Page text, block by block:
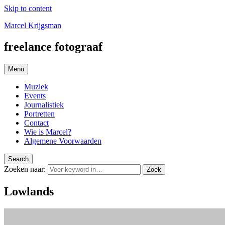
Skip to content
Marcel Krijgsman
freelance fotograaf
Menu
Muziek
Events
Journalistiek
Portretten
Contact
Wie is Marcel?
Algemene Voorwaarden
Search
Zoeken naar: Zoek
Lowlands